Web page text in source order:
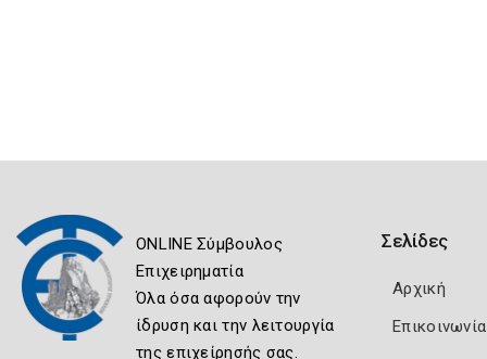
ONLINE Σύμβουλος
Επιχειρηματία
Όλα όσα αφορούν την
ίδρυση και την λειτουργία
της επιχείρησής σας.
Σελίδες
Αρχική
Επικοινωνία